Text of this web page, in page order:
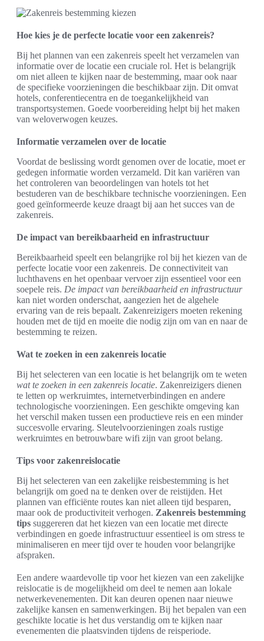
Hoe kies je de perfecte locatie voor een zakenreis?
Bij het plannen van een zakenreis speelt het verzamelen van
informatie over de locatie een cruciale rol. Het is belangrijk
om niet alleen te kijken naar de bestemming, maar ook naar
de specifieke voorzieningen die beschikbaar zijn. Dit omvat
hotels, conferentiecentra en de toegankelijkheid van
transportsystemen. Goede voorbereiding helpt bij het maken
van weloverwogen keuzes.
Informatie verzamelen over de locatie
Voordat de beslissing wordt genomen over de locatie, moet er
gedegen informatie worden verzameld. Dit kan variëren van
het controleren van beoordelingen van hotels tot het
bestuderen van de beschikbare technische voorzieningen. Een
goed geïnformeerde keuze draagt bij aan het succes van de
zakenreis.
De impact van bereikbaarheid en infrastructuur
Bereikbaarheid speelt een belangrijke rol bij het kiezen van de
perfecte locatie voor een zakenreis. De connectiviteit van
luchthavens en het openbaar vervoer zijn essentieel voor een
soepele reis. De impact van bereikbaarheid en infrastructuur
kan niet worden onderschat, aangezien het de algehele
ervaring van de reis bepaalt. Zakenreizigers moeten rekening
houden met de tijd en moeite die nodig zijn om van en naar de
bestemming te reizen.
Wat te zoeken in een zakenreis locatie
Bij het selecteren van een locatie is het belangrijk om te weten
wat te zoeken in een zakenreis locatie. Zakenreizigers dienen
te letten op werkruimtes, internetverbindingen en andere
technologische voorzieningen. Een geschikte omgeving kan
het verschil maken tussen een productieve reis en een minder
succesvolle ervaring. Sleutelvoorzieningen zoals rustige
werkruimtes en betrouwbare wifi zijn van groot belang.
Tips voor zakenreislocatie
Bij het selecteren van een zakelijke reisbestemming is het
belangrijk om goed na te denken over de reistijden. Het
plannen van efficiënte routes kan niet alleen tijd besparen,
maar ook de productiviteit verhogen. Zakenreis bestemming
tips suggereren dat het kiezen van een locatie met directe
verbindingen en goede infrastructuur essentieel is om stress te
minimaliseren en meer tijd over te houden voor belangrijke
afspraken.
Een andere waardevolle tip voor het kiezen van een zakelijke
reislocatie is de mogelijkheid om deel te nemen aan lokale
netwerkevenementen. Dit kan deuren openen naar nieuwe
zakelijke kansen en samenwerkingen. Bij het bepalen van een
geschikte locatie is het dus verstandig om te kijken naar
evenementen die plaatsvinden tijdens de reisperiode.